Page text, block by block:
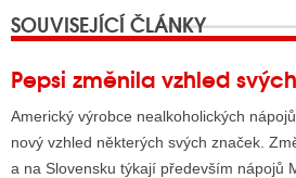
RADIA
RÁDIÍ
VYSÍLAČE
SOUVISEJÍCÍ ČLÁNKY
Pepsi změnila vzhled
Americký výrobce nealkoholických
nový vzhled některých svých značek.
a na Slovensku týkají především nápojů